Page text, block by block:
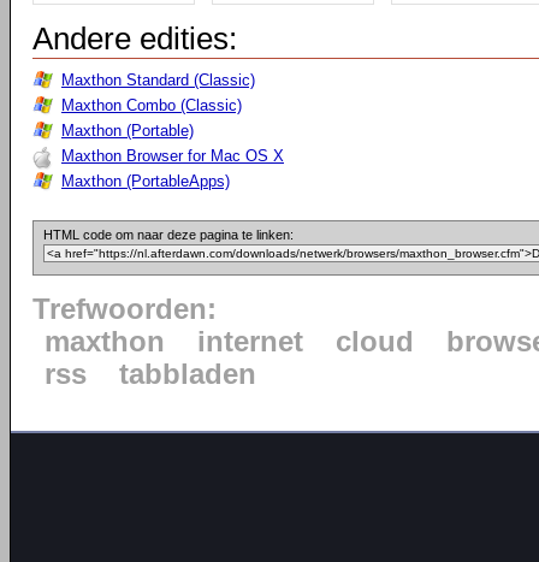
Andere edities:
Maxthon Standard (Classic)
Maxthon Combo (Classic)
Maxthon (Portable)
Maxthon Browser for Mac OS X
Maxthon (PortableApps)
HTML code om naar deze pagina te linken:
Trefwoorden:
maxthon
internet cloud
rss
tabbladen